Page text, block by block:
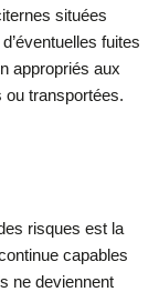
situées
fuites
appropriés aux
transportées.
risques est la
capables
ne deviennent